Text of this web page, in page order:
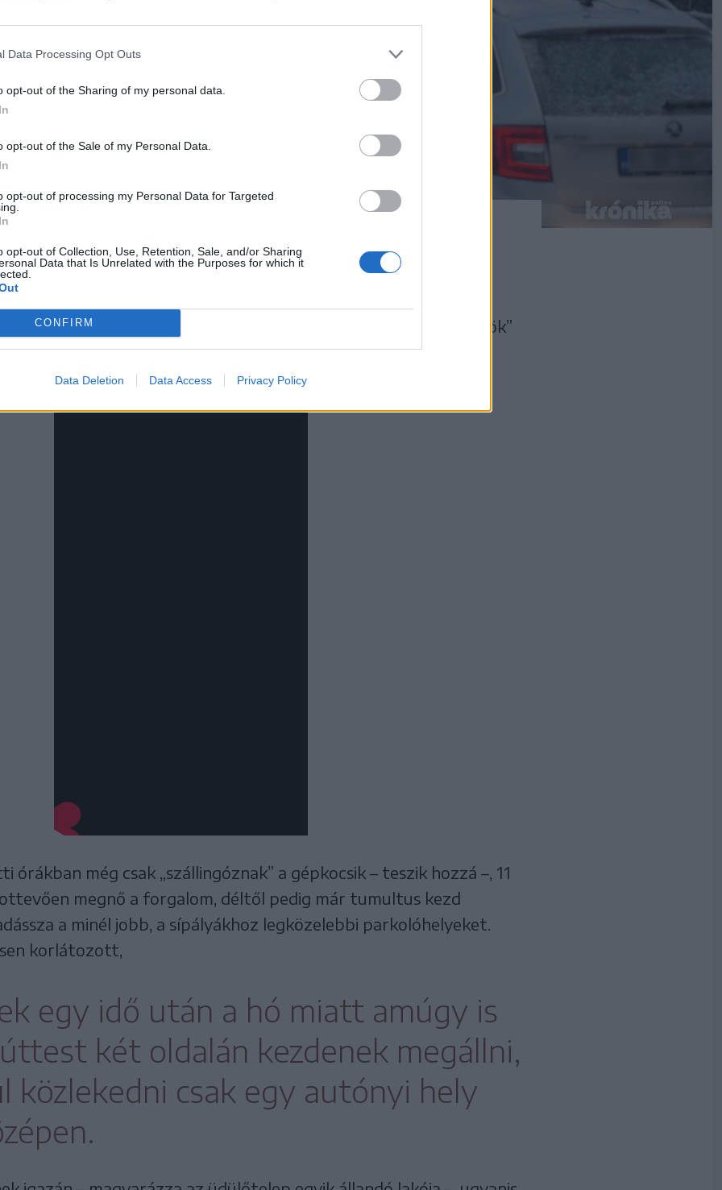
Data Processing Opt Outs
opt-out of the Sharing of my personal data.
opt-out of the Sale of my Personal Data.
opt-out of processing my Personal Data for Targeted
opt-out of Collection, Use, Retention, Sale, and/or Sharing
Data that Is Unrelated with the Purposes for which it
CONFIRM
Data Deletion Data Access Privacy Policy
megtelt, se ki, se be – számos ilyen bejegyzés látott
a közösségi médiában. A probléma nem új keletű, elegendő
illetve az autóval „a sípálya közvetlen közelébe gyúródó sofőrök”
évben megismétlődik – mondják a helyiek.
órákban még csak „szállingóznak” a gépkocsik – teszik hozzá –, 11
megnő a forgalom, déltől pedig már tumultus kezd
a minél jobb, a sípályákhoz legközelebbi parkolóhelyeket.
korlátozott,
egy idő után a hó miatt amúgy is
két oldalán kezdenek megállni,
közlekedni csak egy autónyi hely